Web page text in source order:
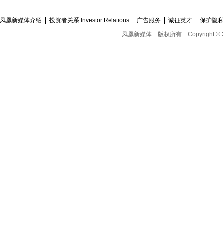
凤凰新媒体介绍 投资者关系 Investor Relations 广告服务 诚征英才
保护隐
凤凰新媒体
版权所有 Copyright ©